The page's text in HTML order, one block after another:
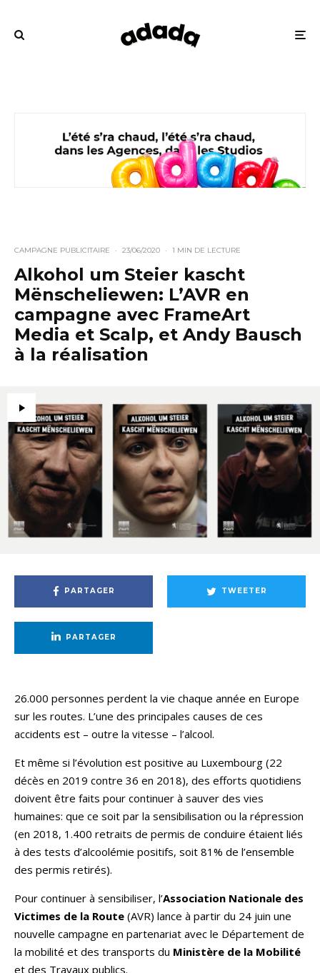
CAMPAGNE PUBLICITAIRE · 23/06/2020 · 1 MIN DE LECTURE
Alkohol um Steier kascht
Mënscheliewen: L’AVR en
campagne avec FrameArt
Media et Scalp, et Andy Bausch
à la réalisation
PARTAGER TWEETER
PARTAGER
26.000 personnes perdent la vie chaque année en Europe
sur les routes. L’une des principales causes de ces
accidents est – outre la vitesse – l’alcool.
Et même si l’évolution est positive au Luxembourg (22
décès en 2019 contre 36 en 2018), des efforts quotidiens
doivent être faits pour continuer à sauver des vies
humaines: que ce soit par la sensibilisation ou la répression
(en 2018, 1.400 retraits de permis de conduire étaient liés
à des tests d’alcoolémie positifs, soit 81% de l’ensemble
des permis retirés).
Pour continuer à sensibiliser, l’Association Nationale des
Victimes de la Route (AVR) lance à partir du 24 juin une
nouvelle campagne en partenariat avec le Département de
la mobilité et des transports du Ministère de la Mobilité
et des Travaux publics.